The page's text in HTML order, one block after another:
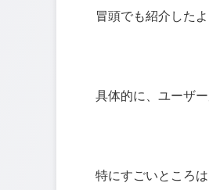
冒頭でも紹介した
具体的に、ユーザ
特にすごいところは